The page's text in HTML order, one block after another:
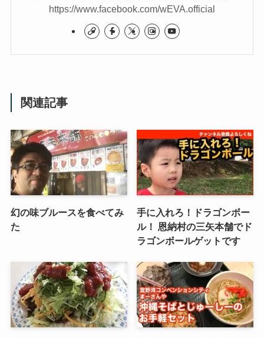
https://www.facebook.com/wEVA.official
関連記事
幻の味ブルースを食べてみ
た
手に入れろ！ドラゴンボー
ル！ 恩納村の三矢本舗でド
ラゴンボールゲットです